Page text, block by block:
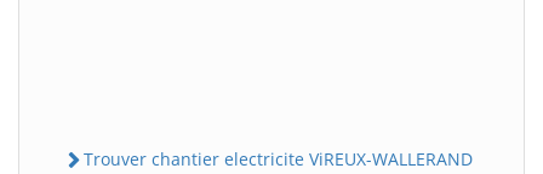
Trouver chantier electricite ViREUX-WALLERAND